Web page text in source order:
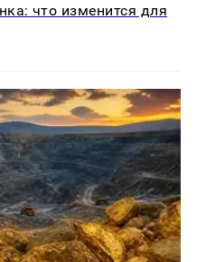
что изменится для